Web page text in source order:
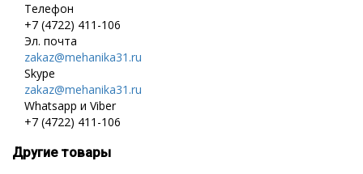
Телефон
+7 (4722) 411-106
Эл. почта
zakaz@mehanika31.ru
Skype
zakaz@mehanika31.ru
Whatsapp и Viber
+7 (4722) 411-106
Другие товары